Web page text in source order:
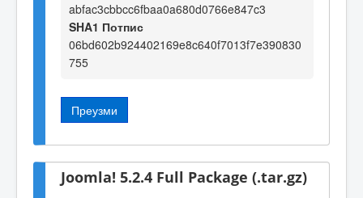
abfac3cbbcc6fbaa0a680d0766e847c3
SHA1 Потпис
06bd602b924402169e8c640f7013f7e390830
755
Преузми
Joomla! 5.2.4 Full Package (.tar.gz)